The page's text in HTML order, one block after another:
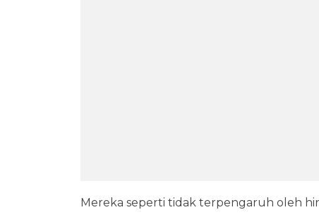
Mereka seperti tidak terpengaruh oleh